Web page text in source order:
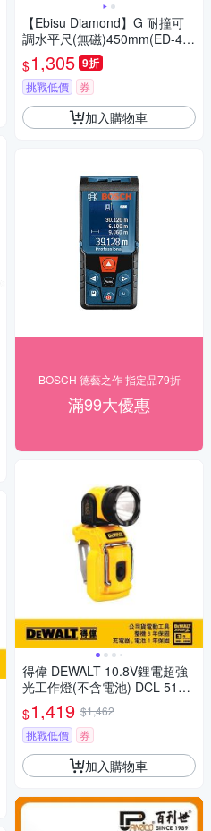
【Ebisu Diamond】G 耐撞可
調水平尺(無磁)450mm(ED-45
GAN-18 )
$1,305 9折
挑戰低價 券
加入購物車
BOSCH 德藝之作 指定品79折
滿99大優惠
得偉 DEWALT 10.8V鋰電超強
光工作燈(不含電池) DCL 510
$1,419 $1,462
挑戰低價
券
加入購物車